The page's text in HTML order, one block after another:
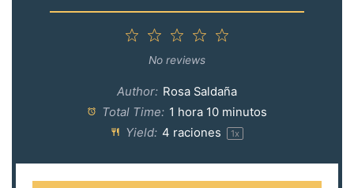
4
3
Stars
2
Stars
Star
No reviews
Author: Rosa Saldaña
Total Time: 1 hora 10 minutos
Yield: 4 raciones 1x